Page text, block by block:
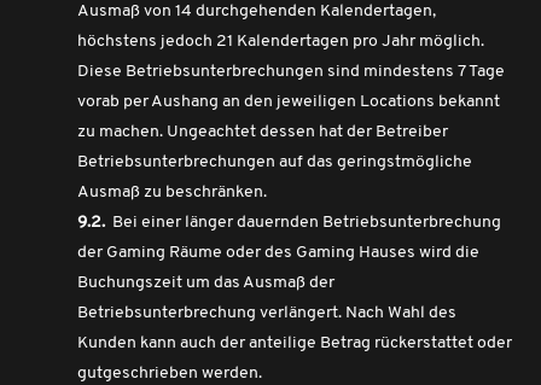
Ausmaß von 14 durchgehenden Kalendertagen,
höchstens jedoch 21 Kalendertagen pro Jahr möglich.
Diese Betriebsunterbrechungen sind mindestens 7 Tage
vorab per Aushang an den jeweiligen Locations bekannt
zu machen. Ungeachtet dessen hat der Betreiber
Betriebsunterbrechungen auf das geringstmögliche
Ausmaß zu beschränken.
9.2. Bei einer länger dauernden Betriebsunterbrechung
der Gaming Räume oder des Gaming Hauses wird die
Buchungszeit um das Ausmaß der
Betriebsunterbrechung verlängert. Nach Wahl des
Kunden kann auch der anteilige Betrag rückerstattet oder
gutgeschrieben werden.